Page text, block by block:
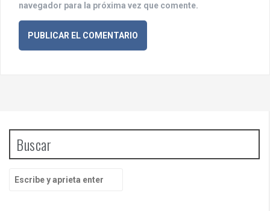
navegador para la próxima vez que comente.
Buscar